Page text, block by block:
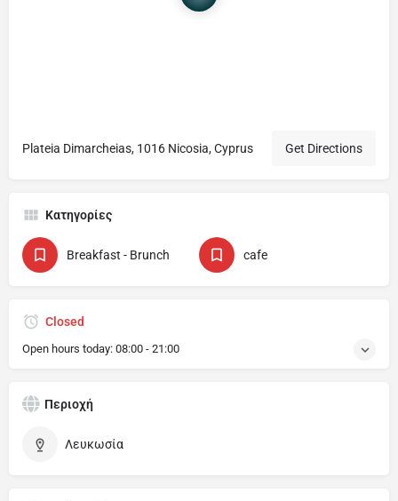
Plateia Dimarcheias, 1016 Nicosia, Cyprus Get Directions
Κατηγορίες
Breakfast - Brunch cafe
Closed
Open hours today: 08:00 - 21:00
Περιοχή
Λευκωσία